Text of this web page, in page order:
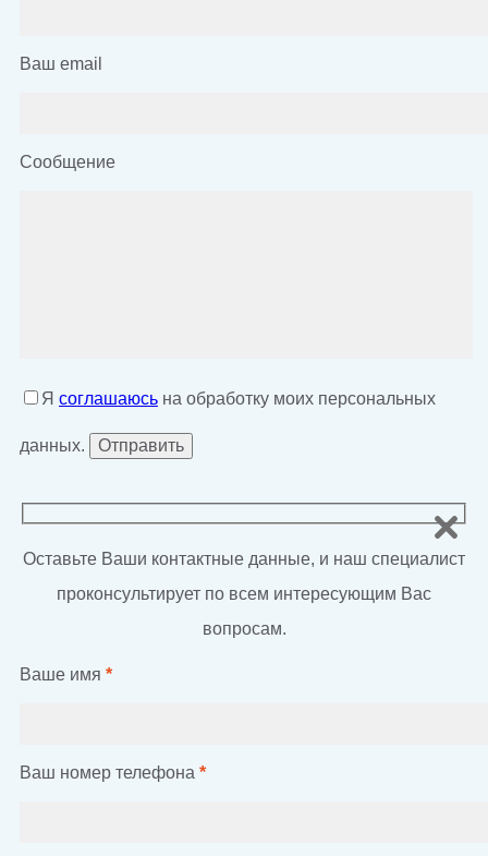
Ваш email
Сообщение
Я соглашаюсь на обработку моих персональных
данных.
Оставьте Ваши контактные данные, и наш специалист
проконсультирует по всем интересующим Вас
вопросам.
Ваше имя *
Ваш номер телефона *